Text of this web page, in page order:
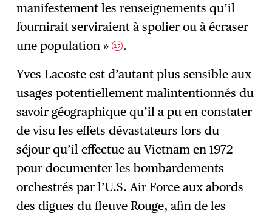
manifestement les renseignements qu’il
fournirait serviraient à spolier ou à écraser
une population »17 .
Yves Lacoste est d’autant plus sensible aux
usages potentiellement malintentionnés du
savoir géographique qu’il a pu en constater
de visu les effets dévastateurs lors du
séjour qu’il effectue au Vietnam en 1972
pour documenter les bombardements
orchestrés par l’U.S. Air Force aux abords
des digues du fleuve Rouge, afin de les